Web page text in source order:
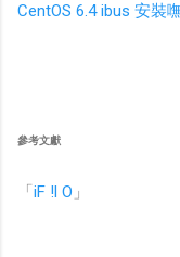
CentOS 6.4 ibus 安裝
參考文獻
「iF !l O 」